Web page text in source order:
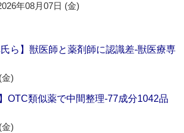
年08月07日 (金)
氏ら】獣医師と薬剤師に認識差‐獣医療専
)
OTC類似薬で中間整理‐77成分1042品
)